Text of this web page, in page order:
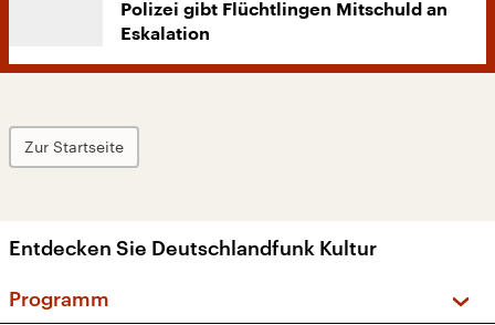
Polizei gibt Flüchtlingen Mitschuld an
Eskalation
Zur Startseite
Entdecken Sie Deutschlandfunk Kultur
Programm